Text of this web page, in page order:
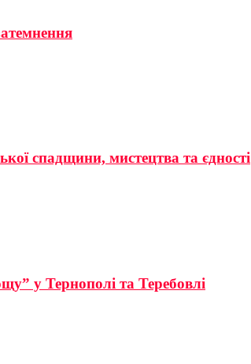
спадщини, мистецтва та єдності
у Тернополі та Теребовлі